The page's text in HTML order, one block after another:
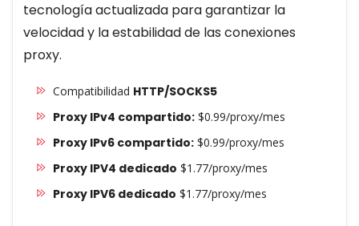
tecnología actualizada para garantizar la
velocidad y la estabilidad de las conexiones
proxy.
Compatibilidad HTTP/SOCKS5
Proxy IPv4 compartido:$0.99/proxy/mes
Proxy IPv6 compartido:$0.99/proxy/mes
Proxy IPV4 dedicado $1.77/proxy/mes
Proxy IPV6 dedicado $1.77/proxy/mes